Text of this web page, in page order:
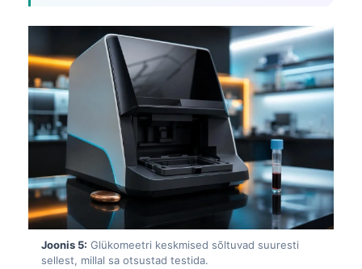
Joonis 5: Glükomeetri keskmised sõltuvad suuresti
sellest, millal sa otsustad testida.